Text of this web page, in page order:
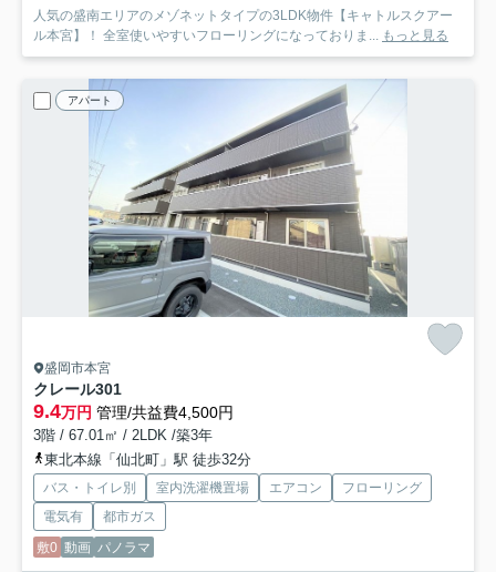
人気の盛南エリアのメゾネットタイプの3LDK物件【キャトルスクアー
ル本宮】！ 全室使いやすいフローリングになっておりま... もっと見る
アパート
盛岡市本宮
クレール301
9.4万円 管理/共益費4,500円
3階 / 67.01㎡ / 2LDK /築3年
東北本線「仙北町」駅 徒歩32分
バス・トイレ別 室内洗濯機置場 エアコン
フローリング
電気有
都市ガス
敷0 動画 パノラマ